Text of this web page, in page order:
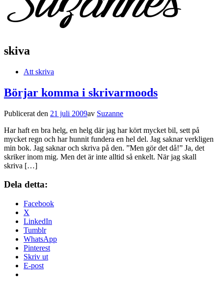
skiva
Att skriva
Börjar komma i skrivarmoods
Publicerat den 21 juli 2009av Suzanne
Har haft en bra helg, en helg där jag har kört mycket bil, sett på
mycket regn och har hunnit fundera en hel del. Jag saknar verkligen
min bok. Jag saknar och skriva på den. ”Men gör det då!” Ja, det
skriker inom mig. Men det är inte alltid så enkelt. När jag skall
skriva […]
Dela detta:
Facebook
X
LinkedIn
Tumblr
WhatsApp
Pinterest
Skriv ut
E-post